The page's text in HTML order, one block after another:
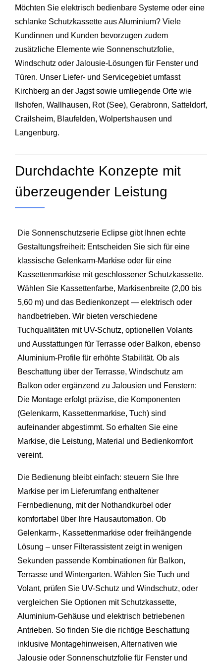
Möchten Sie elektrisch bedienbare Systeme oder eine
schlanke Schutzkassette aus Aluminium? Viele
Kundinnen und Kunden bevorzugen zudem
zusätzliche Elemente wie Sonnenschutzfolie,
Windschutz oder Jalousie-Lösungen für Fenster und
Türen. Unser Liefer- und Servicegebiet umfasst
Kirchberg an der Jagst sowie umliegende Orte wie
Ilshofen, Wallhausen, Rot (See), Gerabronn, Satteldorf,
Crailsheim, Blaufelden, Wolpertshausen und
Langenburg.
Durchdachte Konzepte mit
überzeugender Leistung
Die Sonnenschutzserie Eclipse gibt Ihnen echte
Gestaltungsfreiheit: Entscheiden Sie sich für eine
klassische Gelenkarm-Markise oder für eine
Kassettenmarkise mit geschlossener Schutzkassette.
Wählen Sie Kassettenfarbe, Markisenbreite (2,00 bis
5,60 m) und das Bedienkonzept — elektrisch oder
handbetrieben. Wir bieten verschiedene
Tuchqualitäten mit UV-Schutz, optionellen Volants
und Ausstattungen für Terrasse oder Balkon, ebenso
Aluminium-Profile für erhöhte Stabilität. Ob als
Beschattung über der Terrasse, Windschutz am
Balkon oder ergänzend zu Jalousien und Fenstern:
Die Montage erfolgt präzise, die Komponenten
(Gelenkarm, Kassettenmarkise, Tuch) sind
aufeinander abgestimmt. So erhalten Sie eine
Markise, die Leistung, Material und Bedienkomfort
vereint.
Die Bedienung bleibt einfach: steuern Sie Ihre
Markise per im Lieferumfang enthaltener
Fernbedienung, mit der Nothandkurbel oder
komfortabel über Ihre Hausautomation. Ob
Gelenkarm-, Kassettenmarkise oder freihängende
Lösung – unser Filterassistent zeigt in wenigen
Sekunden passende Kombinationen für Balkon,
Terrasse und Wintergarten. Wählen Sie Tuch und
Volant, prüfen Sie UV-Schutz und Windschutz, oder
vergleichen Sie Optionen mit Schutzkassette,
Aluminium-Gehäuse und elektrisch betriebenen
Antrieben. So finden Sie die richtige Beschattung
inklusive Montagehinweisen, Alternativen wie
Jalousie oder Sonnenschutzfolie für Fenster und